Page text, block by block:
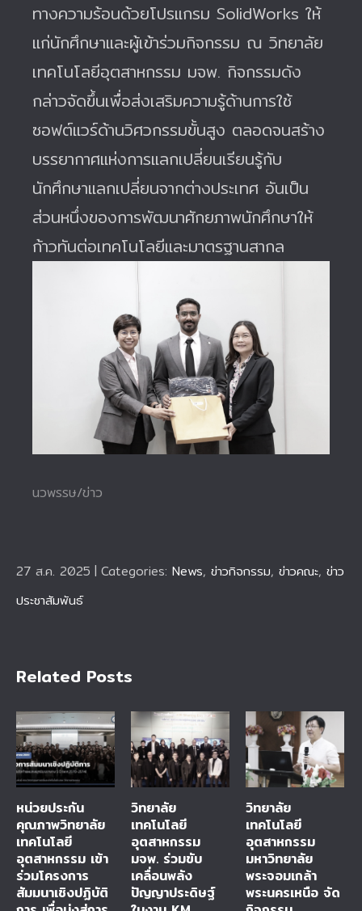
ทางความร้อนด้วยโปรแกรม SolidWorks ให้
แก่นักศึกษาและผู้เข้าร่วมกิจกรรม ณ วิทยาลัย
เทคโนโลยีอุตสาหกรรม มจพ. กิจกรรมดัง
กล่าวจัดขึ้นเพื่อส่งเสริมความรู้ด้านการใช้
ซอฟต์แวร์ด้านวิศวกรรมขั้นสูง ตลอดจนสร้าง
บรรยากาศแห่งการแลกเปลี่ยนเรียนรู้กับ
นักศึกษาแลกเปลี่ยนจากต่างประเทศ อันเป็น
ส่วนหนึ่งของการพัฒนาศักยภาพนักศึกษาให้
ก้าวทันต่อเทคโนโลยีและมาตรฐานสากล
นวพรรษ/ข่าว
27 ส.ค. 2025 | Categories: News, ข่าวกิจกรรม, ข่าวคณะ, ข่าว
ประชาสัมพันธ์
Related Posts
หน่วยประกัน
คุณภาพวิทยาลัย
เทคโนโลยี
อุตสาหกรรม เข้า
ร่วมโครงการ
สัมมนาเชิงปฏิบัติ
วิทยาลัย
เทคโนโลยี
อุตสาหกรรม
มจพ. ร่วมขับ
เคลื่อนพลัง
ปัญญาประดิษฐ์
วิทยาลัย
เทคโนโลยี
อุตสาหกรรม
มหาวิทยาลัย
พระจอมเกล้า
พระนครเหนือ จัด